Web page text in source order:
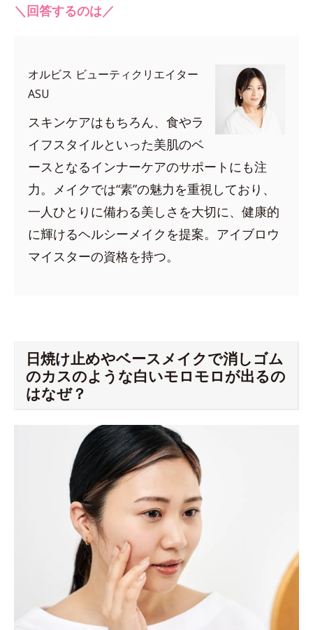
＼回答するのは／
オルビス ビューティクリエイター
ASU
スキンケアはもちろん、食やラ
イフスタイルといった美肌のベ
ースとなるインナーケアのサポートにも注
力。メイクでは“素”の魅力を重視しており、
一人ひとりに備わる美しさを大切に、健康的
に輝けるヘルシーメイクを提案。アイブロウ
マイスターの資格を持つ。
日焼け止めやベースメイクで消しゴム
のカスのような白いモロモロが出るの
はなぜ？